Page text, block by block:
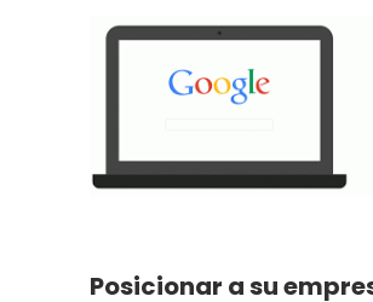
Posicionar a su